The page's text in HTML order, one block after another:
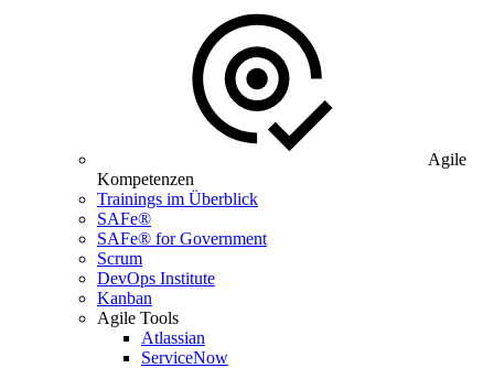
Agile
Kompetenzen
Trainings im Überblick
SAFe®
SAFe® for Government
Scrum
DevOps Institute
Kanban
Agile Tools
Atlassian
ServiceNow